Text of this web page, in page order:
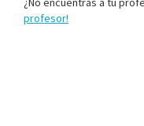
profesor!